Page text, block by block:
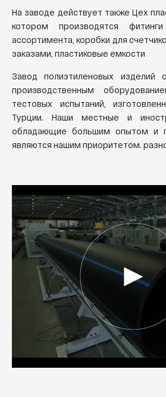
На заводе действует также Цех
котором производятся
ассортимента, коробки для
заказами, пластиковые емкости
Завод полиэтиленовых изделий
производственным
тестовых испытаний,
Турции. Наши местные и
обладающие большим опытом и
являются нашим приоритетом.